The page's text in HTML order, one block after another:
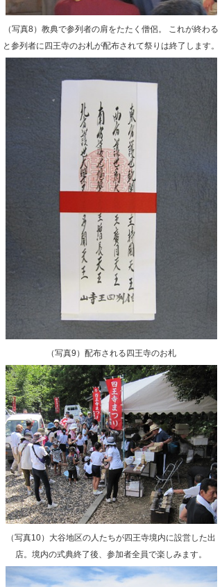
（写真8）教典で参列者の肩をたたく僧侶。 これが終わる
と参列者に四王寺のお札が配布されて祭りは終了します。
（写真9）配布される四王寺のお札
（写真10）大谷地区の人たちが四王寺境内に設営した出
店。境内の式典終了後、参加者全員で楽しみます。